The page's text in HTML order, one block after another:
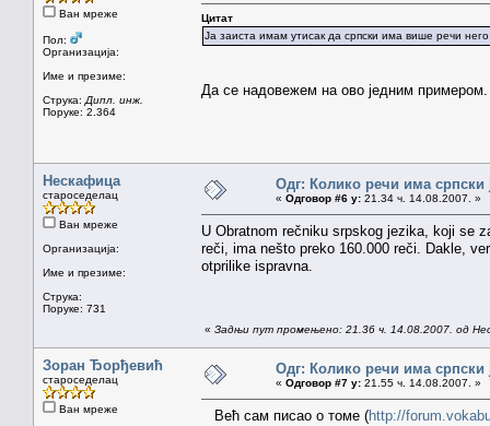
Ван мреже
Пол:
Организација:
Име и презиме:
Струка: Дипл. инж.
Поруке: 2.364
Цитат
Ја заиста имам утисак да српски има више речи него
Да се надовежем на ово једним
Нескафица
староседелац
Ван мреже
Организација:
Име и презиме:
Струка:
Поруке: 731
Одг: Колико речи има српски
« Одговор #6 у: 21.34 ч. 14.08.2007. »
U Obratnom rečniku srpskog jezika, koji se
reči, ima nešto preko 160.000 reči. Dakle,
otprilike ispravna.
« Задњи пут промењено: 21.36 ч. 14.08.2007. од
Зоран Ђорђевић
староседелац
Ван мреже
Одг: Колико речи има српски
« Одговор #7 у: 21.55 ч. 14.08.2007. »
Већ сам писао о томе (http://